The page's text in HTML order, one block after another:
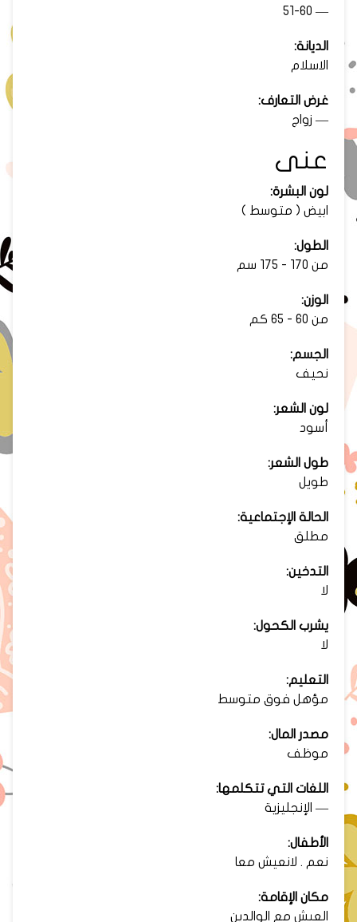
— 51-60
الديانة:
الاسلام
غرض التعارف:
— زواج
عنى
لون البشرة:
ابيض ( متوسط )
الطول:
من 170 - 175 سم
الوزن:
من 60 - 65 كم
الجسم:
نحيف
لون الشعر:
أسود
طول الشعر:
طويل
الحالة الإجتماعية:
مطلق
التدخين:
لا
يشرب الكحول:
لا
التعليم:
مؤهل فوق متوسط
مصدر المال:
موظف
اللغات التي تتكلمها:
— الإنجليزية
الأطفال:
نعم . لانعيش معا
مكان الإقامة:
العيش مع الوالدين